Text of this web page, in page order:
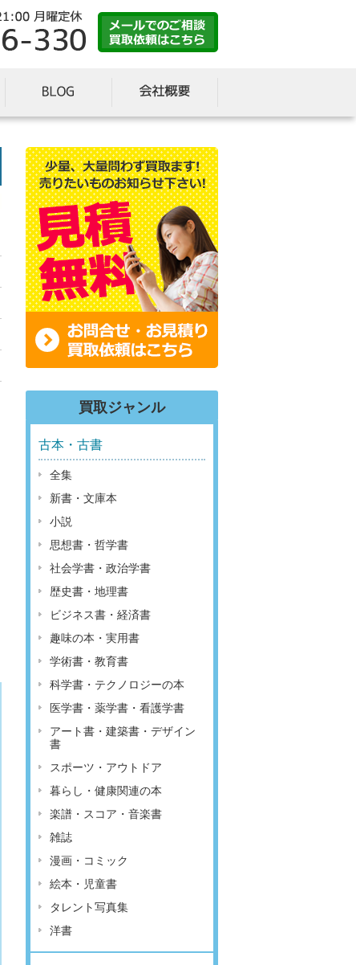
買取ジャンル
古本・古書
全集
新書・文庫本
小説
思想書・哲学書
社会学書・政治学書
歴史書・地理書
ビジネス書・経済書
趣味の本・実用書
学術書・教育書
科学書・テクノロジーの本
医学書・薬学書・看護学書
アート書・建築書・デザイン
書
スポーツ・アウトドア
暮らし・健康関連の本
楽譜・スコア・音楽書
雑誌
漫画・コミック
絵本・児童書
タレント写真集
洋書